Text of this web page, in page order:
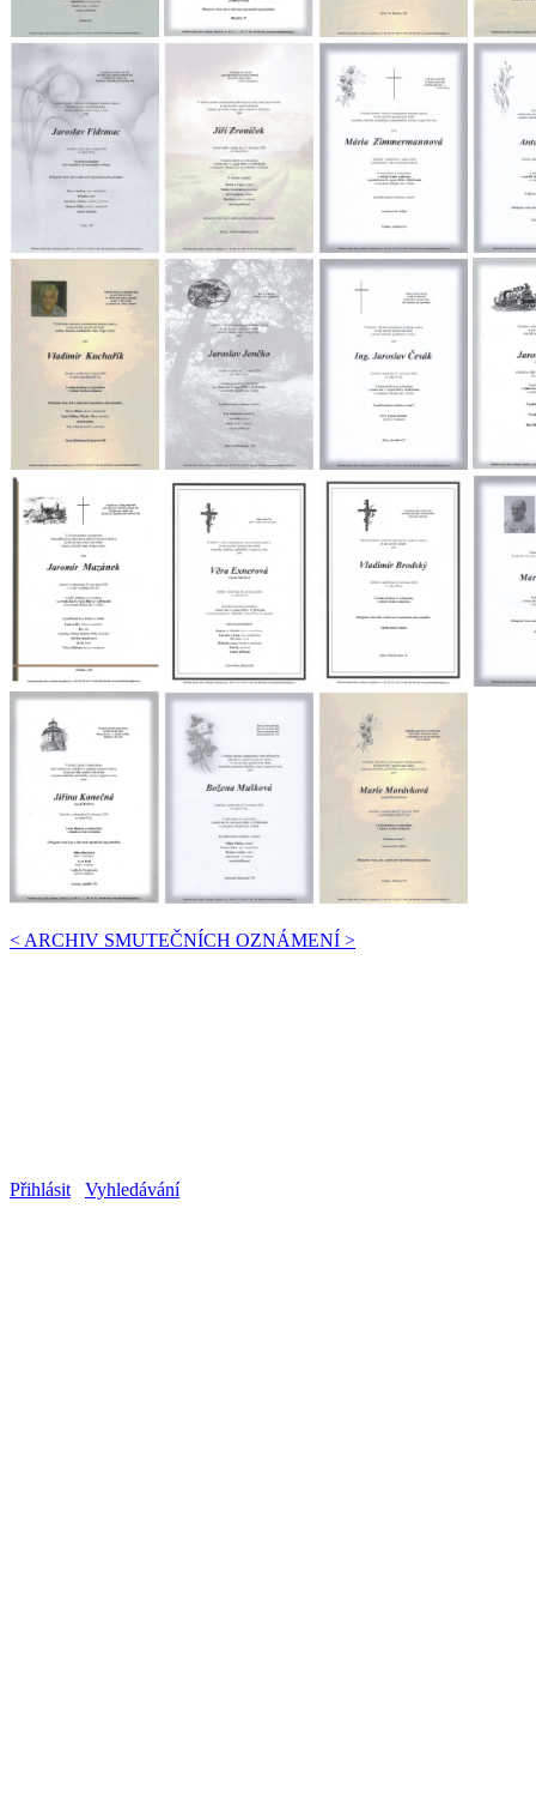
< ARCHIV SMUTEČNÍCH OZNÁMENÍ >
Přihlásit
Vyhledávání